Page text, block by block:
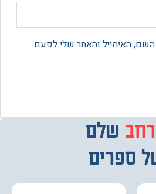
והאתר שלי לפעם
שלם